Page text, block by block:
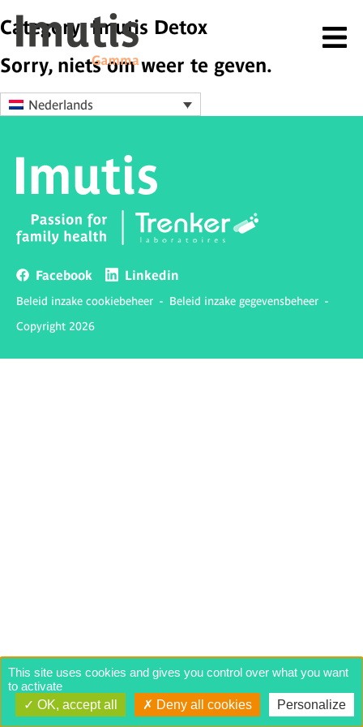
Category: Imutis Detox
Sorry, niets om weer te geven.
Nederlands
Facebook Linkedin
Beleid inzake cookiebeheer - Beleid inzake gegevensbeheer -
Copyright 2026
This site uses cookies and gives you control over what you want
to activate
OK, accept all
Deny all cookies Personalize